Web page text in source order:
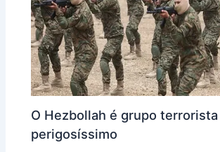
O Hezbollah é grupo terrorista
perigosíssimo